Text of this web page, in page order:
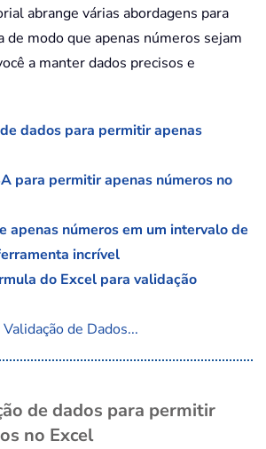
abrange várias abordagens para
de modo que apenas números sejam
a manter dados precisos e
dados para permitir apenas
para permitir apenas números no
apenas números em um intervalo de
incrível
do Excel para validação
de Dados...
de dados para permitir
no Excel